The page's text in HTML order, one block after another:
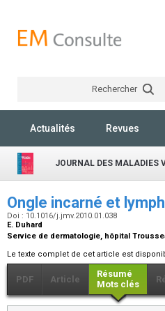
Rechercher
Actualités Revues
JOURNAL DES MALADIES
Ongle incarné et
Doi : 10.1016/j.jmv.2010.01.038
E. Duhard
Service de dermatologie, hôpital
Le texte complet de cet article est
PDF Article
Résumé
Mots clés